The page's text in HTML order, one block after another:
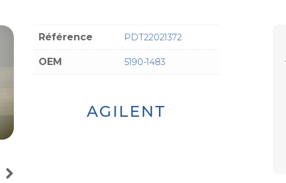
Référence PDT22021372
OEM 5190-1483
AGILENT